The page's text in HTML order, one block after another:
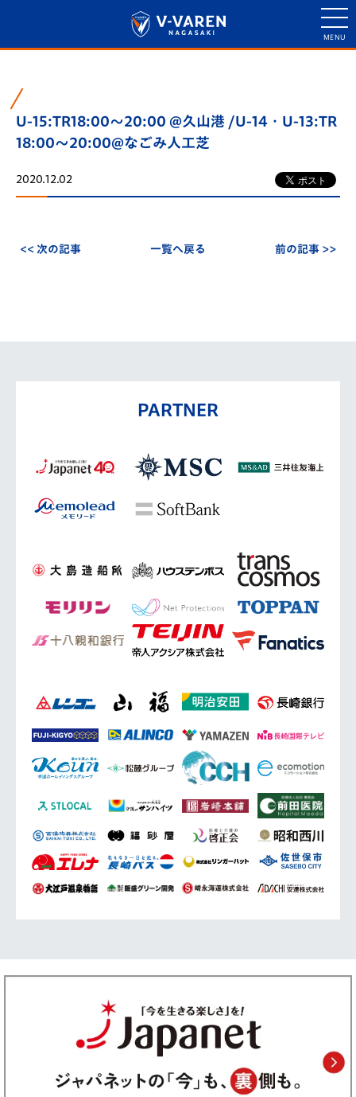
U-15:TR18:00～20:00 @久山港 /U-14・U-13:TR
18:00～20:00@なごみ人工芝
2020.12.02
<< 次の記事 一覧へ戻る 前の記事 >>
PARTNER